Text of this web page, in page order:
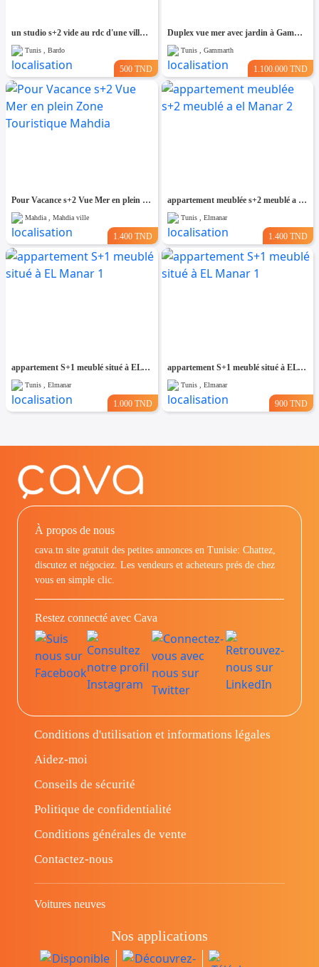
un studio s+2 vide au rdc d'une villa a louer situé a bardo prés de stade
Tunis , Bardo
500 TND
Duplex vue mer avec jardin à Gammarth
Tunis , Gammarth
1.100.000 TND
Pour Vacance s+2 Vue Mer en plein Zone Touristique Mahdia
Mahdia , Mahdia ville
1.400 TND
appartement meublée s+2 meublé a el Manar 2
Tunis , Elmanar
1.400 TND
appartement S+1 meublé situé à EL Manar 1
Tunis , Elmanar
1.000 TND
appartement S+1 meublé situé à EL Manar 1
Tunis , Elmanar
900 TND
À propos de nous
cava.tn site gratuit des petites annonces en Tunisie: Chattez,
discutez et négociez. Les vendeurs et acheteurs prés de chez
vous en simple clic.
Restez connecté avec Cava
Conditions d'utilisation et informations légales
Aidez-moi
Conseils de sécurité
Politique de confidentialité
Conditions générales de vente
Contactez-nous
Voitures neuves
Nos applications